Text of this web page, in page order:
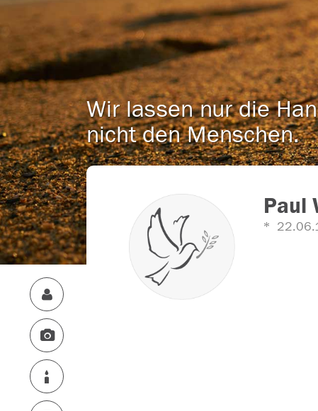
Wir lassen nur die
nicht den Menschen.
Paul